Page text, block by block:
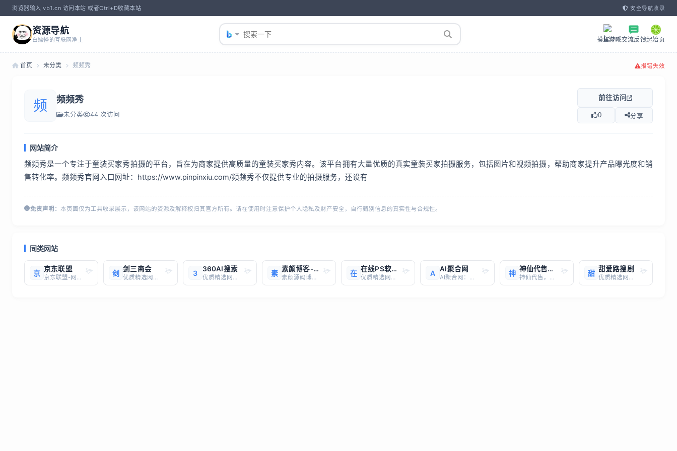
浏览器输入 vb1.cn 访问本站 或者Ctrl+D收藏本站 安全导航收录
资源导航
白嫖怪的互联网净土 摸鱼游戏交流反馈起始页
首页 未分类 频频秀 报错失效
频 频频秀
未分类 44 次访问
前往访问
0 分享
网站简介
频频秀是一个专注于童装买家秀拍摄的平台，旨在为商家提供高质量的童装买家秀内容。该平台拥有大量优质的真实童装买家拍摄服务，包括图片和视频拍摄，帮助商家提升产品曝光度和销
售转化率。频频秀官网入口网址：https://www.pinpinxiu.com/频频秀不仅提供专业的拍摄服务，还设有
免责声明： 本页面仅为工具收录展示，该网站的资源及解释权归其官方所有。请在使用时注意保护个人隐私及财产安全，自行甄别信息的真实性与合规性。
同类网站
京 京东联盟
京东联盟-网络赚钱，流量变现，专业电商CPS联盟平台，包含京粉、CPS联盟，依托于京东商城推出的电商广告联盟赚钱平台，通过京东海量数据精细定向目标用户，开放京东电商整合能力，打造精准、高效、高转化的营销生态圈。京东联盟官网网址：https://union.jd.com/京东联盟是京东
剑 剑三商会
优质精选网站，一键直达
3 360AI搜索
优质精选网站，一键直达
素 素颜博客-娱乐网
素颜源码博客（https://blog.qqdsw8.cn/）是一个专注于技术分享与交流的个人博客网站。该博客由一位热爱编程和技术探索的朋友创建，主要面向程序员、软件开发者以及对计算机技术感兴趣的读者群体。博客内容广泛，涵盖了从基础入门到高级应用的各种技术文章，包括但不限于Web前端开发、后端框架使
在 在线PS软件,在线PS图片（照片）处理工具
优质精选网站，一键直达
A AI聚合网
AI聚合网：你的AI工具与资源一站式导航站AI聚合网 (aijhw.com) 是一个专注于聚合全网AI工具与资源的导航网站，致力于为用户提供便捷、高效的AI资源获取体验。无论你是AI爱好者、开发者，还是企业用户，都能在这里找到你所需的AI工具和资源。网站特色： 海量AI工具聚合
神 神仙代售官网网址：https://www.sxds.com/
神仙代售，专注于游戏账号交易平台多年，具有完整的交易流程以及处理找回售后的经验，提供网游手游账号交易代售服务。天龙八部账号交易，三国谋策天下账号出售，DNF手游买卖交易，地下城与勇士手游卖号回收等。神仙代售多层次的安全措施，包括账号验证、数据加密、防欺诈系统等，以保护玩家的账号免受恶意破坏和盗窃。
甜 甜爱路搜剧
优质精选网站，一键直达